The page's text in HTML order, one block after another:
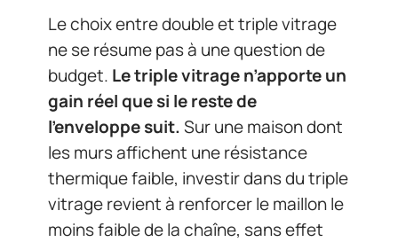
Le choix entre double et triple vitrage
ne se résume pas à une question de
budget. Le triple vitrage n’apporte un
gain réel que si le reste de
l’enveloppe suit. Sur une maison dont
les murs affichent une résistance
thermique faible, investir dans du triple
vitrage revient à renforcer le maillon le
moins faible de la chaîne, sans effet